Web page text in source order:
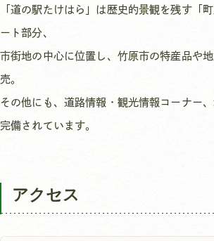
「道の駅たけはら」は歴史的景観を残す「
ート部分、
市街地の中心に位置し、竹原市の特産品や
売。
その他にも、道路情報・観光情報コーナー
完備されています。
アクセス